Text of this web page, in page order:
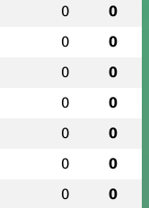
0 0
0 0
0 0
0 0
0 0
0 0
0 0